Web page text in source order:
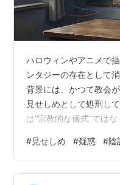
ハロウィンやアニメで
ンタジーの存在として
背景には、かつて教会
見せしめとして処刑し
は“宗教的な儀式”では
する仕組み」は、中世
会でも、形を変えて動
「突然の死」が投げか
#見せしめ #疑惑 #陰